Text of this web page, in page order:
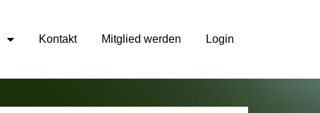
Kontakt Mitglied werden Login